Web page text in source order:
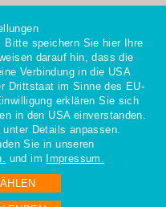
Bitte speichern Sie hier Ihre
darauf hin, dass die
Verbindung in die USA
Drittstaat im Sinne des EU-
erklären Sie sich
in den USA einverstanden.
Details anpassen.
Sie in unseren
und im Impressum.